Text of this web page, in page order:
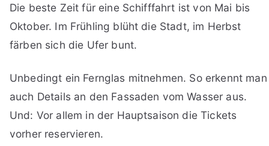
Die beste Zeit für eine Schifffahrt ist von Mai bis
Oktober. Im Frühling blüht die Stadt, im Herbst
färben sich die Ufer bunt.
Unbedingt ein Fernglas mitnehmen. So erkennt man
auch Details an den Fassaden vom Wasser aus.
Und: Vor allem in der Hauptsaison die Tickets
vorher reservieren.